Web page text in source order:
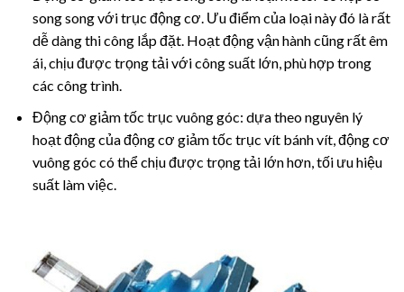
song song với trục động cơ. Ưu điểm của loại này đó là rất
dễ dàng thi công lắp đặt. Hoạt động vận hành cũng rất êm
ái, chịu được trọng tải với công suất lớn, phù hợp trong
các công trình.
Động cơ giảm tốc trục vuông góc: dựa theo nguyên lý
hoạt động của động cơ giảm tốc trục vít bánh vít, động cơ
vuông góc có thể chịu được trọng tải lớn hơn, tối ưu hiệu
suất làm việc.